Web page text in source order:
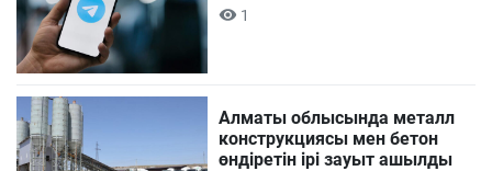
1
Алматы облысында металл
конструкциясы мен бетон
өндіретін ірі зауыт ашылды